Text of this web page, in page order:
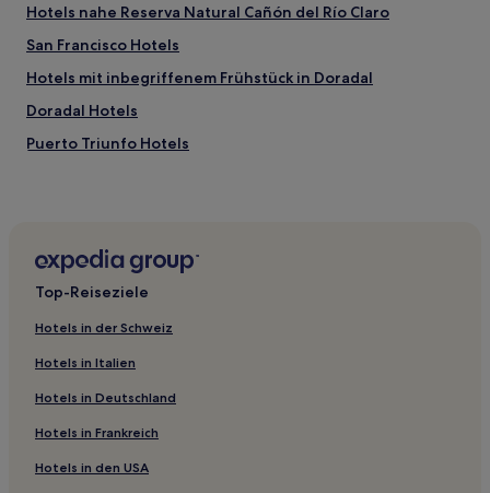
Hotels nahe Reserva Natural Cañón del Río Claro
San Francisco Hotels
Hotels mit inbegriffenem Frühstück in Doradal
Doradal Hotels
Puerto Triunfo Hotels
Top-Reiseziele
Hotels in der Schweiz
Hotels in Italien
Hotels in Deutschland
Hotels in Frankreich
Hotels in den USA